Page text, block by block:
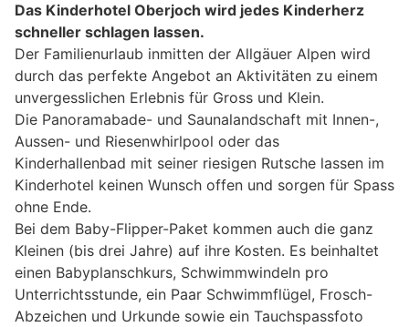
Das Kinderhotel Oberjoch wird jedes Kinderherz
schneller schlagen lassen.
Der Familienurlaub inmitten der Allgäuer Alpen wird
durch das perfekte Angebot an Aktivitäten zu einem
unvergesslichen Erlebnis für Gross und Klein.
Die Panoramabade- und Saunalandschaft mit Innen-,
Aussen- und Riesenwhirlpool oder das
Kinderhallenbad mit seiner riesigen Rutsche lassen im
Kinderhotel keinen Wunsch offen und sorgen für Spass
ohne Ende.
Bei dem Baby-Flipper-Paket kommen auch die ganz
Kleinen (bis drei Jahre) auf ihre Kosten. Es beinhaltet
einen Babyplanschkurs, Schwimmwindeln pro
Unterrichtsstunde, ein Paar Schwimmflügel, Frosch-
Abzeichen und Urkunde sowie ein Tauchspassfoto